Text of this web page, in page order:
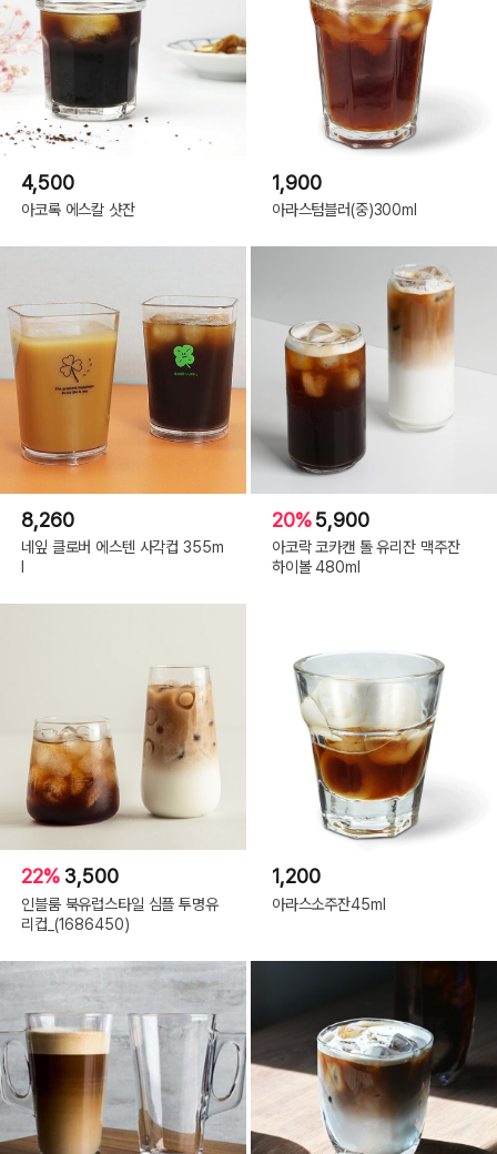
4,500
아코록 에스칼 샷잔
1,900
아라스텀블러(중)300ml
8,260
네잎 클로버 에스텐 사각컵 355m
l
20%5,900
아코락 코카캔 톨 유리잔 맥주잔
하이볼 480ml
22% 3,500
인블룸 북유럽스타일 심플 투명유
리컵_(1686450)
1,200
아라스소주잔45ml